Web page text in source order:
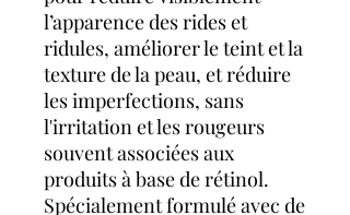
l’apparence des rides et
ridules, améliorer le teint et la
texture de la peau, et réduire
les imperfections, sans
l'irritation et les rougeurs
souvent associées aux
produits à base de rétinol.
Spécialement formulé avec de